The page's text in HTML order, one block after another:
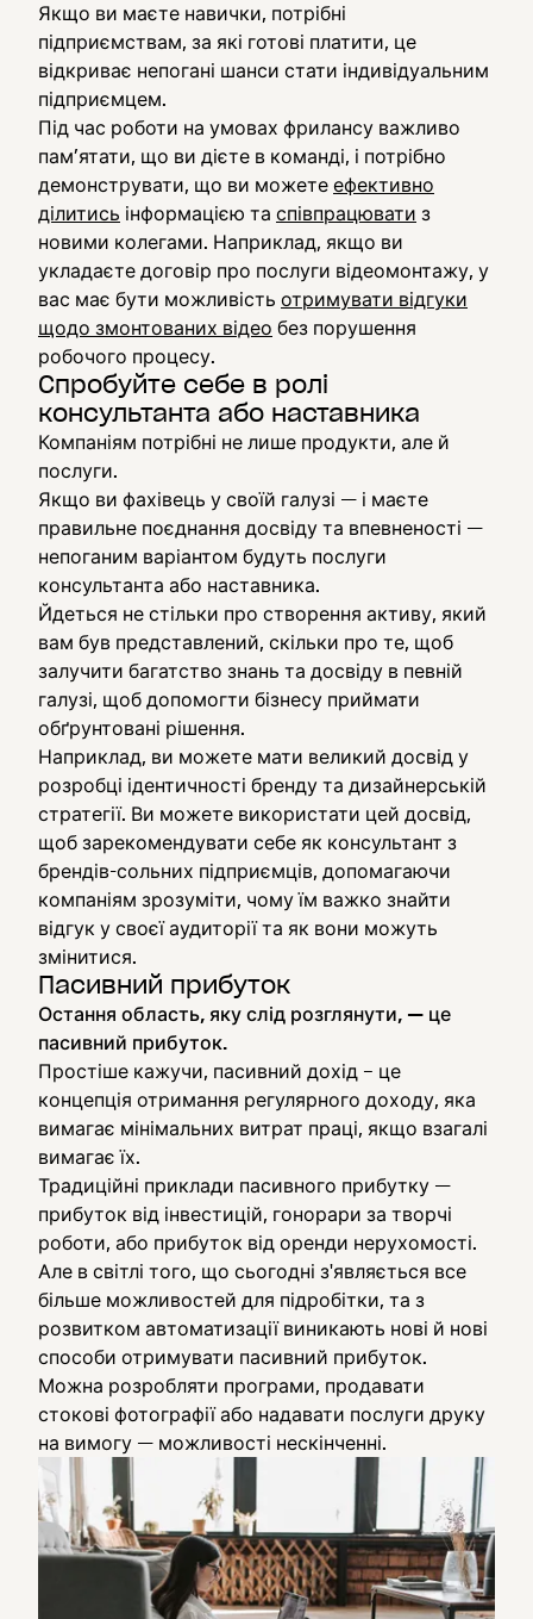
Якщо ви маєте навички, потрібні
підприємствам, за які готові платити, це
відкриває непогані шанси стати індивідуальним
підприємцем.
Під час роботи на умовах фрилансу важливо
пам’ятати, що ви дієте в команді, і потрібно
демонструвати, що ви можете ефективно
ділитись інформацією та співпрацювати з
новими колегами. Наприклад, якщо ви
укладаєте договір про послуги відеомонтажу, у
вас має бути можливість отримувати відгуки
щодо змонтованих відео без порушення
робочого процесу.
Спробуйте себе в ролі
консультанта або наставника
Компаніям потрібні не лише продукти, але й
послуги.
Якщо ви фахівець у своїй галузі — і маєте
правильне поєднання досвіду та впевненості —
непоганим варіантом будуть послуги
консультанта або наставника.
Йдеться не стільки про створення активу, який
вам був представлений, скільки про те, щоб
залучити багатство знань та досвіду в певній
галузі, щоб допомогти бізнесу приймати
обґрунтовані рішення.
Наприклад, ви можете мати великий досвід у
розробці ідентичності бренду та дизайнерській
стратегії. Ви можете використати цей досвід,
щоб зарекомендувати себе як консультант з
брендів-сольних підприємців, допомагаючи
компаніям зрозуміти, чому їм важко знайти
відгук у своєї аудиторії та як вони можуть
змінитися.
Пасивний прибуток
Остання область, яку слід розглянути, — це
пасивний прибуток.
Простіше кажучи, пасивний дохід – це
концепція отримання регулярного доходу, яка
вимагає мінімальних витрат праці, якщо взагалі
вимагає їх.
Традиційні приклади пасивного прибутку —
прибуток від інвестицій, гонорари за творчі
роботи, або прибуток від оренди нерухомості.
Але в світлі того, що сьогодні з'являється все
більше можливостей для підробітки, та з
розвитком автоматизації виникають нові й нові
способи отримувати пасивний прибуток.
Можна розробляти програми, продавати
стокові фотографії або надавати послуги друку
на вимогу — можливості нескінченні.